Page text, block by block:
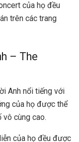
của họ đều
trên các trang
– The
Anh nổi tiếng với
của họ được thể
vô cùng cao.
của họ đều được